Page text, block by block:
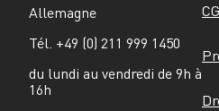
Allemagne
Tél. +49 (0) 211 999 1450
du lundi au vendredi de 9h à
16h